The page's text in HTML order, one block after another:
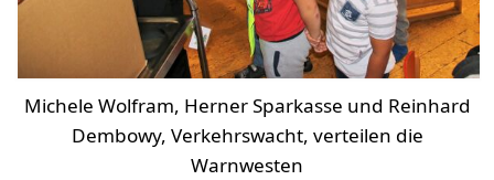
Michele Wolfram, Herner Sparkasse und Reinhard
Dembowy, Verkehrswacht, verteilen die
Warnwesten